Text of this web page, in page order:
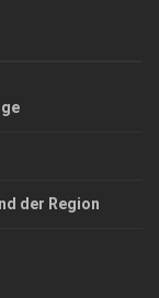
der Region